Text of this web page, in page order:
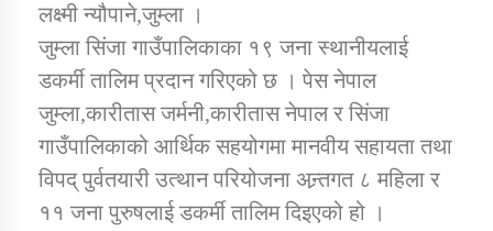
डिभिजन कार्यालय जुम्लाको सुचना सन्देश
कर्णाली प्रविधि शिक्षालय जुम्लाको सुचना
लक्ष्मी न्यौपाने,जुम्ला ।
जुम्ला सिंजा गाउँपालिकाका १९ जना स्थानीयलाई
डकर्मी तालिम प्रदान गरिएको छ । पेस नेपाल
जुम्ला,कारीतास जर्मनी,कारीतास नेपाल र सिंजा
गाउँपालिकाको आर्थिक सहयोगमा मानवीय सहायता तथा
विपद् पुर्वतयारी उत्थान परियोजना अन्र्तगत ८ महिला र
११ जना पुरुषलाई डकर्मी तालिम दिइएको हो ।